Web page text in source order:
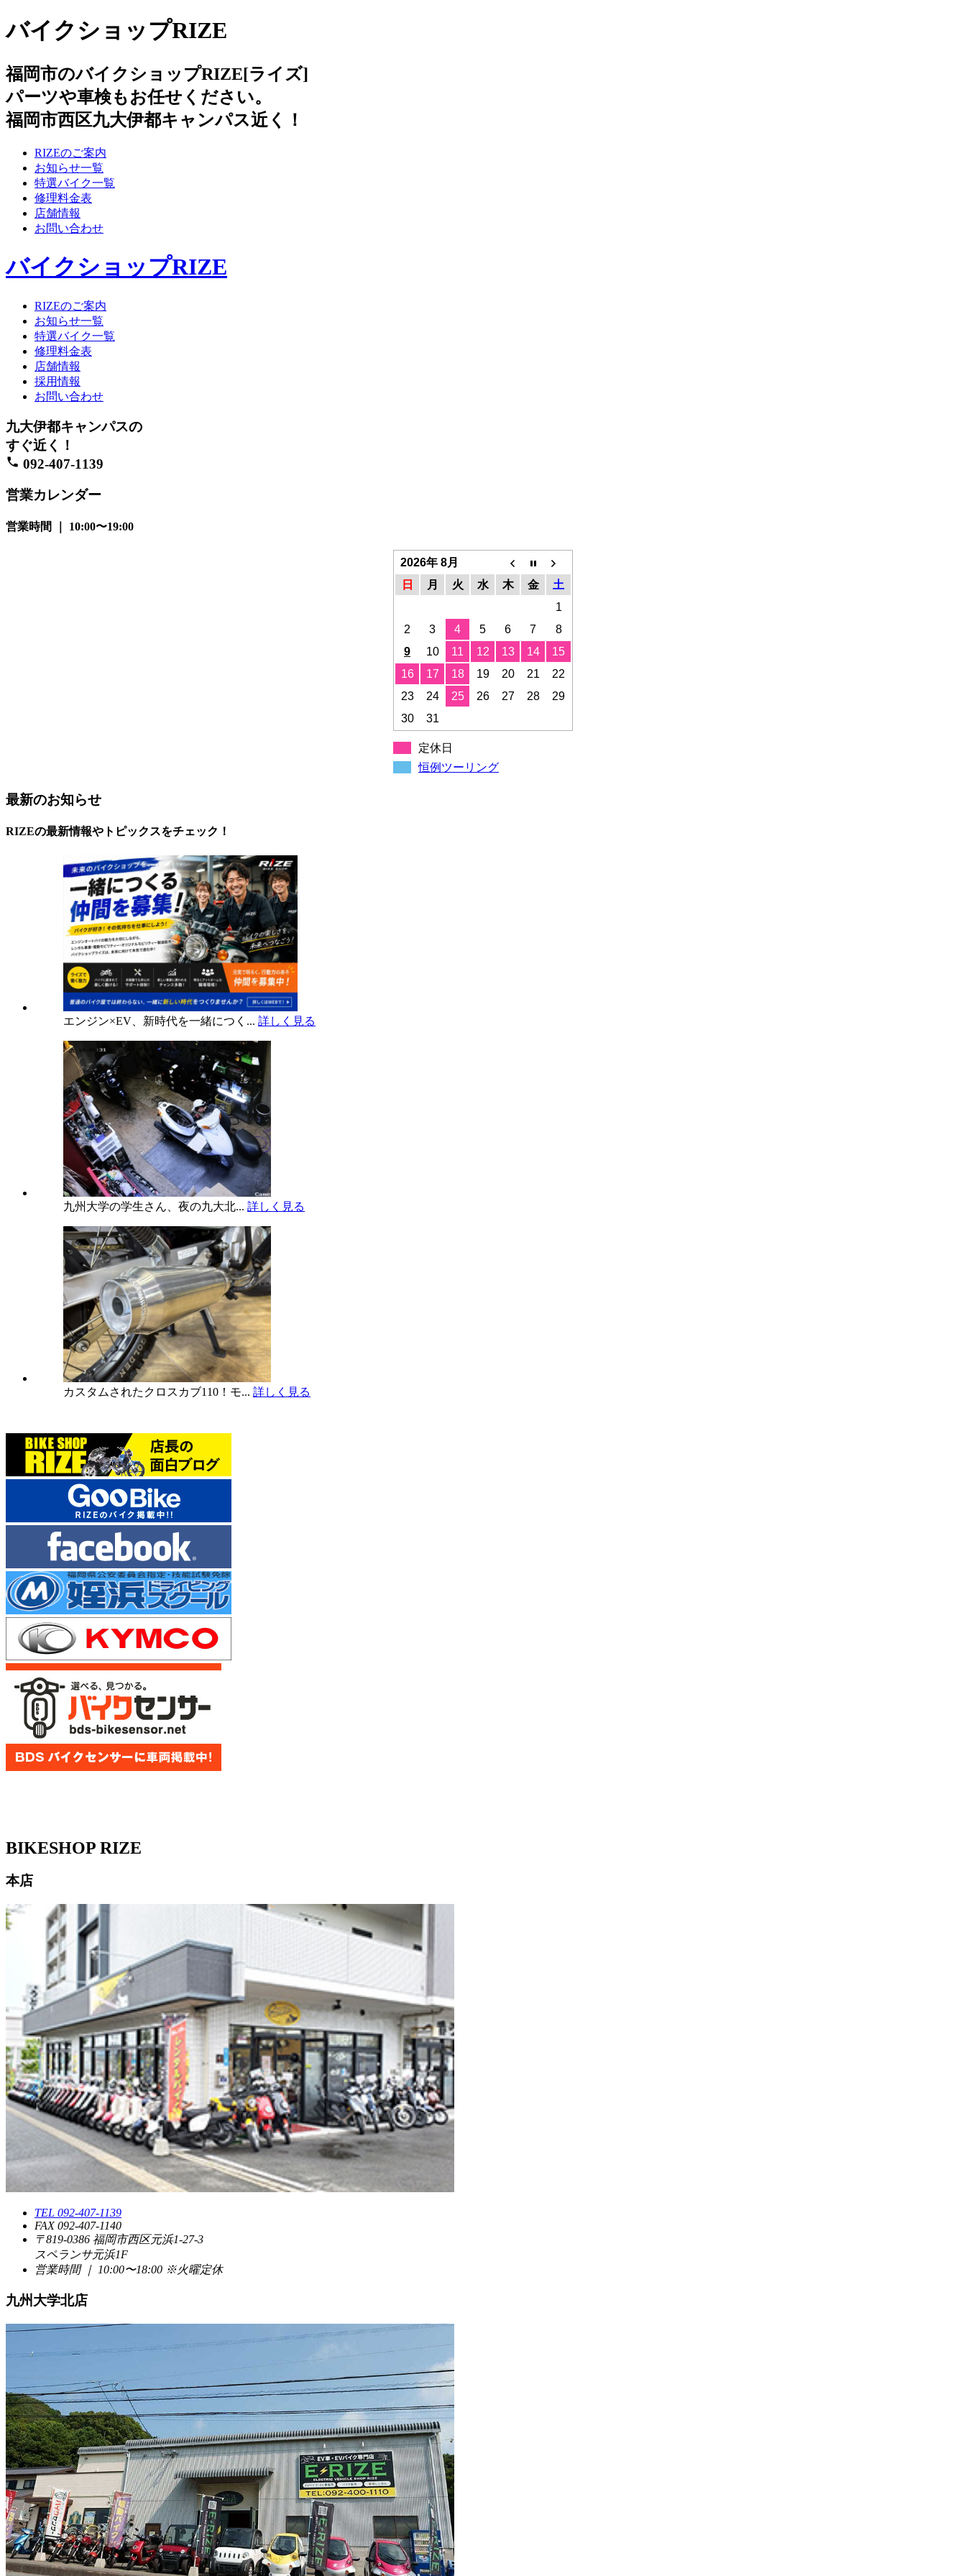
バイクショップRIZE
福岡市のバイクショップRIZE[ライズ]
パーツや車検もお任せください。
福岡市西区九大伊都キャンパス近く！
RIZEのご案内
お知らせ一覧
特選バイク一覧
修理料金表
店舗情報
お問い合わせ
バイクショップRIZE
RIZEのご案内
お知らせ一覧
特選バイク一覧
修理料金表
店舗情報
採用情報
お問い合わせ
九大伊都キャンパスの
すぐ近く！
092-407-1139
営業カレンダー
営業時間 ｜ 10:00〜19:00
2026年 8月
日
月 火 水 木 金
土
1
2
3 4 5 6 7
8
9
10 11 12 13 14
15
16
17 18 19 20 21
22
23
24 25 26 27 28
29
30
31
定休日
恒例ツーリング
最新のお知らせ
RIZEの最新情報やトピックスをチェック！
エンジン×EV、新時代を一緒につく... 詳しく見る
九州大学の学生さん、夜の九大北... 詳しく見る
カスタムされたクロスカブ110！モ... 詳しく見る
BIKESHOP RIZE
本店
TEL 092-407-1139
FAX 092-407-1140
〒819-0386 福岡市西区元浜1-27-3
スペランサ元浜1F
営業時間 ｜ 10:00〜18:00 ※火曜定休
九州大学北店